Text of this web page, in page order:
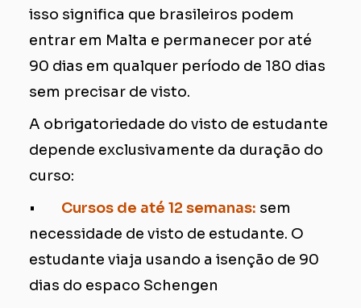
isso significa que brasileiros podem
entrar em Malta e permanecer por até
90 dias em qualquer período de 180 dias
sem precisar de visto.
A obrigatoriedade do visto de estudante
depende exclusivamente da duração do
curso:
• Cursos de até 12 semanas: sem
necessidade de visto de estudante. O
estudante viaja usando a isenção de 90
dias do espaco Schengen